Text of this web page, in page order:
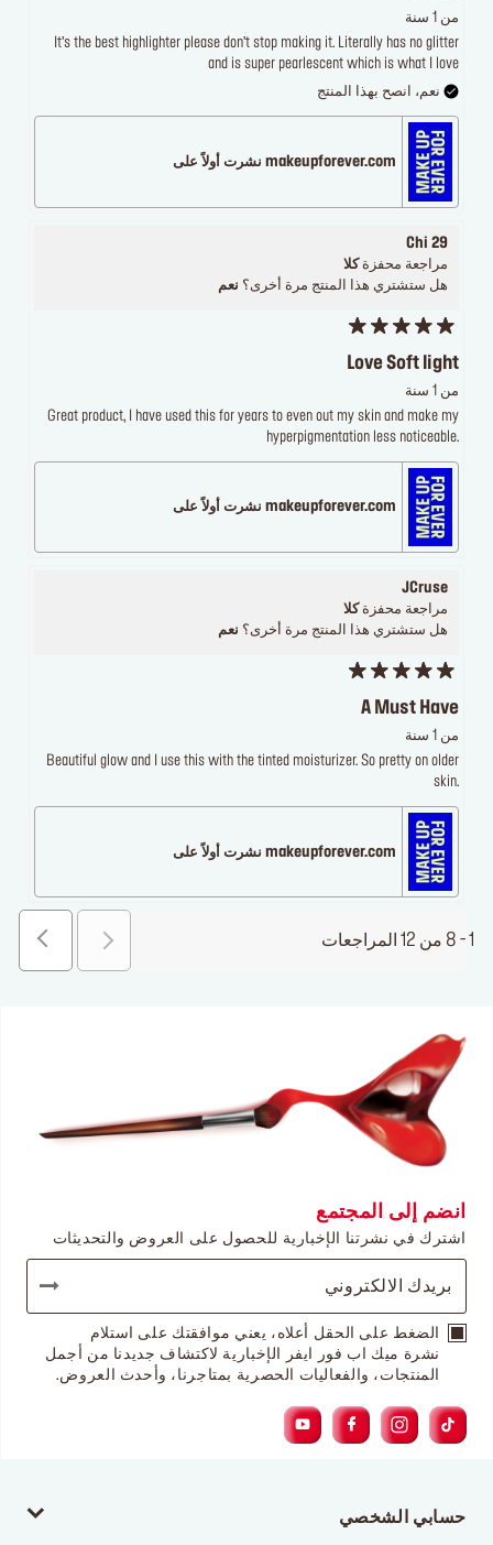
من 1 سنة
It’s the best highlighter please don’t stop making it. Literally has no glitter
and is super pearlescent which is what I love
نعم، انصح بهذا المنتج
makeupforever.com نشرت أولاً على
Chi 29
مراجعة محفزةكلا
هل ستشتري هذا المنتج مرة أخرى؟ نعم
Love Soft light
من 1 سنة
Great product, I have used this for years to even out my skin and make my
hyperpigmentation less noticeable.
makeupforever.com نشرت أولاً على
JCruse
مراجعة محفزةكلا
هل ستشتري هذا المنتج مرة أخرى؟ نعم
A Must Have
من 1 سنة
Beautiful glow and I use this with the tinted moisturizer. So pretty on older
skin.
makeupforever.com نشرت أولاً على
1 - 8 من 12 المراجعات
انضم إلى المجتمع
اشترك في نشرتنا الإخبارية للحصول على العروض والتحديثات
الضغط على الحقل أعلاه، يعني موافقتك على استلام
نشرة ميك اب فور ايفر الإخبارية لاكتشاف جديدنا من أجمل
المنتجات، والفعاليات الحصرية بمتاجرنا، وأحدث العروض.
حسابي الشخصي